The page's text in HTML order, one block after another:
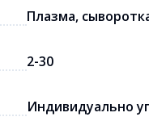
Плазма,
2-30
Индивидуально